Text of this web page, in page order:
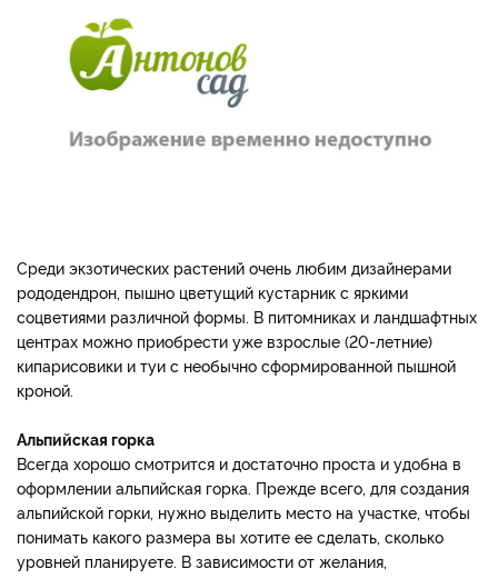
Среди экзотических растений очень любим дизайнерами
рододендрон, пышно цветущий кустарник с яркими
соцветиями различной формы. В питомниках и ландшафтных
центрах можно приобрести уже взрослые (20-летние)
кипарисовики и туи с необычно сформированной пышной
кроной.
Альпийская горка
Всегда хорошо смотрится и достаточно проста и удобна в
оформлении альпийская горка. Прежде всего, для создания
альпийской горки, нужно выделить место на участке, чтобы
понимать какого размера вы хотите ее сделать, сколько
уровней планируете. В зависимости от желания,